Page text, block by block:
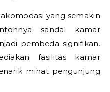
yang semakin
sandal kamar
pembeda signifikan.
fasilitas kamar
minat pengunjung